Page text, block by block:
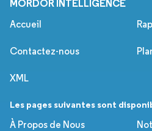
MORDOR INTELLIGENCE
Accueil
Contactez-nous
XML
Les pages suivantes sont
À Propos de Nous